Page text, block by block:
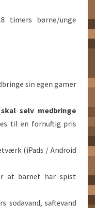
timers børne/unge
sin egen gamer
skal selv medbringe
til en fornuftig pris
(iPads / Android
at barnet har spist
saftevand